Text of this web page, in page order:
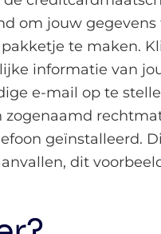
om jouw gegevens
te maken.
informatie van
e-mail op te
geïnstalleerd.
dit